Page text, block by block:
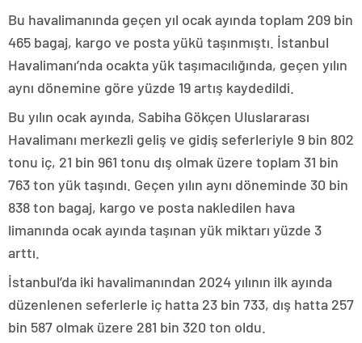
Bu havalimanında geçen yıl ocak ayında toplam 209 bin
465 bagaj, kargo ve posta yükü taşınmıştı. İstanbul
Havalimanı’nda ocakta yük taşımacılığında, geçen yılın
aynı dönemine göre yüzde 19 artış kaydedildi.
Bu yılın ocak ayında, Sabiha Gökçen Uluslararası
Havalimanı merkezli geliş ve gidiş seferleriyle 9 bin 802
tonu iç, 21 bin 961 tonu dış olmak üzere toplam 31 bin
763 ton yük taşındı. Geçen yılın aynı döneminde 30 bin
838 ton bagaj, kargo ve posta nakledilen hava
limanında ocak ayında taşınan yük miktarı yüzde 3
arttı.
İstanbul’da iki havalimanından 2024 yılının ilk ayında
düzenlenen seferlerle iç hatta 23 bin 733, dış hatta 257
bin 587 olmak üzere 281 bin 320 ton oldu.